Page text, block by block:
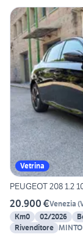
Vetrina
PEUGEOT 208 1.2
20.900 €Venezia (
Km0
02/2026
Rivenditore